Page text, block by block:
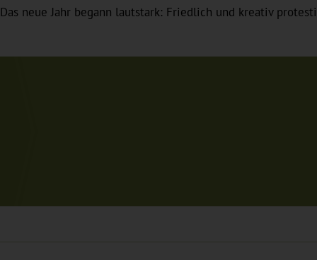
Das neue Jahr begann lautstark: Friedlich und kreativ